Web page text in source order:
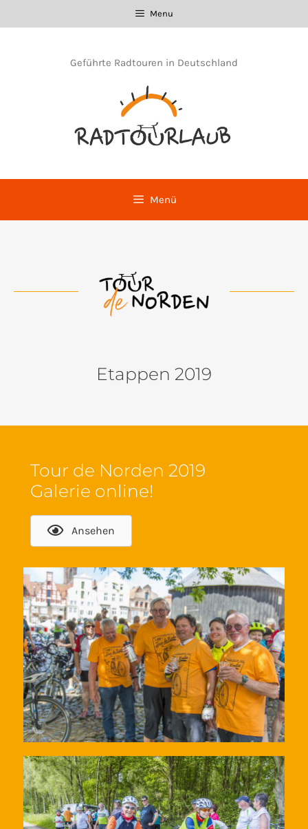
Inhalt
Menu
Geführte Radtouren in Deutschland
Menü
Etappen 2019
Tour de Norden 2019
Galerie online!
Ansehen